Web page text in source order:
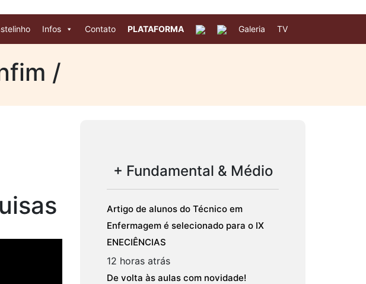
Infos Contato PLATAFORMA Galeria TV
/
+ Fundamental & Médio
Artigo de alunos do Técnico em
Enfermagem é selecionado para o IX
ENECIÊNCIAS
12 horas atrás
De volta às aulas com novidade!